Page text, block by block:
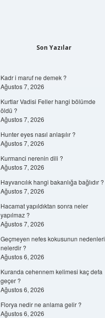
Son Yazılar
Kadr i maruf ne demek ?
Ağustos 7, 2026
Kurtlar Vadisi Feller hangi bölümde
öldü ?
Ağustos 7, 2026
Hunter eyes nasıl anlaşılır ?
Ağustos 7, 2026
Kurmanci nerenin dili ?
Ağustos 7, 2026
Hayvancılık hangi bakanlığa bağlıdır ?
Ağustos 7, 2026
Hacamat yapıldıktan sonra neler
yapılmaz ?
Ağustos 7, 2026
Geçmeyen nefes kokusunun nedenleri
nelerdir ?
Ağustos 6, 2026
Kuranda cehennem kelimesi kaç defa
geçer ?
Ağustos 6, 2026
Florya nedir ne anlama gelir ?
Ağustos 6, 2026